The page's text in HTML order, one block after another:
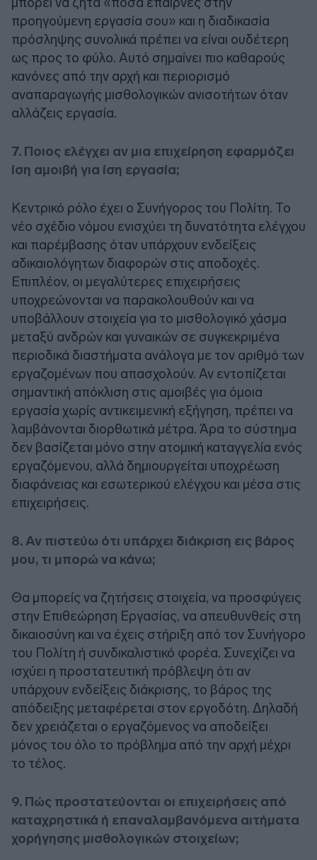
προηγούμενη εργασία σου» και η διαδικασία
πρόσληψης συνολικά πρέπει να είναι ουδέτερη
ως προς το φύλο. Αυτό σημαίνει πιο καθαρούς
κανόνες από την αρχή και περιορισμό
αναπαραγωγής μισθολογικών ανισοτήτων όταν
αλλάζεις εργασία.
7. Ποιος ελέγχει αν μια επιχείρηση εφαρμόζει
ίση αμοιβή για ίση εργασία;
Κεντρικό ρόλο έχει ο Συνήγορος του Πολίτη. Το
νέο σχέδιο νόμου ενισχύει τη δυνατότητα ελέγχου
και παρέμβασης όταν υπάρχουν ενδείξεις
αδικαιολόγητων διαφορών στις αποδοχές.
Επιπλέον, οι μεγαλύτερες επιχειρήσεις
υποχρεώνονται να παρακολουθούν και να
υποβάλλουν στοιχεία για το μισθολογικό χάσμα
μεταξύ ανδρών και γυναικών σε συγκεκριμένα
περιοδικά διαστήματα ανάλογα με τον αριθμό των
εργαζομένων που απασχολούν. Αν εντοπίζεται
σημαντική απόκλιση στις αμοιβές για όμοια
εργασία χωρίς αντικειμενική εξήγηση, πρέπει να
λαμβάνονται διορθωτικά μέτρα. Άρα το σύστημα
δεν βασίζεται μόνο στην ατομική καταγγελία ενός
εργαζόμενου, αλλά δημιουργείται υποχρέωση
διαφάνειας και εσωτερικού ελέγχου και μέσα στις
επιχειρήσεις.
8. Αν πιστεύω ότι υπάρχει διάκριση εις βάρος
μου, τι μπορώ να κάνω;
Θα μπορείς να ζητήσεις στοιχεία, να προσφύγεις
στην Επιθεώρηση Εργασίας, να απευθυνθείς στη
δικαιοσύνη και να έχεις στήριξη από τον Συνήγορο
του Πολίτη ή συνδικαλιστικό φορέα. Συνεχίζει να
ισχύει η προστατευτική πρόβλεψη ότι αν
υπάρχουν ενδείξεις διάκρισης, το βάρος της
απόδειξης μεταφέρεται στον εργοδότη. Δηλαδή
δεν χρειάζεται ο εργαζόμενος να αποδείξει
μόνος του όλο το πρόβλημα από την αρχή μέχρι
το τέλος.
9. Πώς προστατεύονται οι επιχειρήσεις από
καταχρηστικά ή επαναλαμβανόμενα αιτήματα
χορήγησης μισθολογικών στοιχείων;